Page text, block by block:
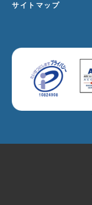
サイトマップ